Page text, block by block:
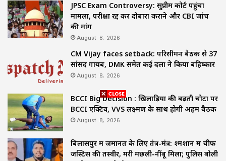
JPSC Exam Controversy: सुप्रीम कोर्ट पहुंचा
मामला, परीक्षा रद्द कर दोबारा कराने और CBI जांच
की मांग
August 8, 2026
CM Vijay faces setback: परिसीमन बैठक से 37
सांसद गायब, DMK समेत कई दलों ने किया बहिष्कार
August 8, 2026
BCCI Big Decision : खिलाड़ियों की बढ़ती चोटों पर
BCCI एक्टिव, VVS लक्ष्मण के साथ होगी अहम बैठक
August 8, 2026
बिलासपुर में जमानत के लिए तंत्र-मंत्र: श्मशान में चीफ
जस्टिस की तस्वीर, मरी मछली-नींबू मिला; पुलिस बोली